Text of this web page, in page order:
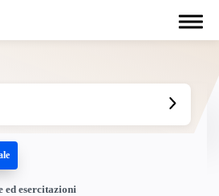
ed esercitazioni